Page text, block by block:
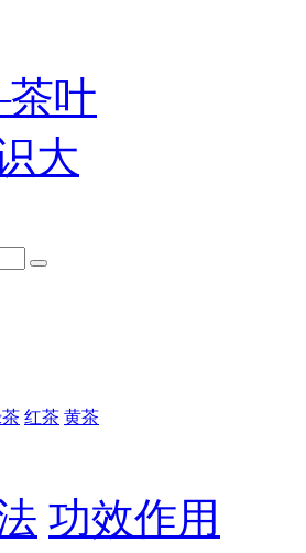
红茶 黄茶
功效作用